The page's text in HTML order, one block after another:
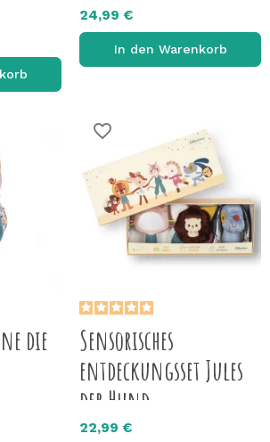
24,99 €
In den Warenkorb
die
favorite_border
Sensorisches
entdeckungsset Jules
der Hund
22,99 €